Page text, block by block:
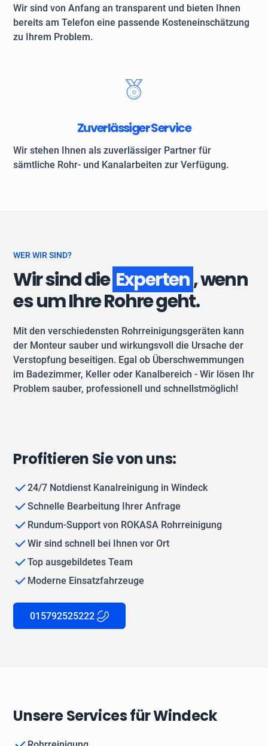
Wir sind von Anfang an transparent und bieten Ihnen
bereits am Telefon eine passende Kosteneinschätzung
zu Ihrem Problem.
Zuverlässiger Service
Wir stehen Ihnen als zuverlässiger Partner für
sämtliche Rohr- und Kanalarbeiten zur Verfügung.
WER WIR SIND?
Wir sind die Experten, wenn
es um Ihre Rohre geht.
Mit den verschiedensten Rohrreinigungsgeräten kann
der Monteur sauber und wirkungsvoll die Ursache der
Verstopfung beseitigen. Egal ob Überschwemmungen
im Badezimmer, Keller oder Kanalbereich - Wir lösen Ihr
Problem sauber, professionell und schnellstmöglich!
Profitieren Sie von uns:
24/7 Notdienst Kanalreinigung in Windeck
Schnelle Bearbeitung Ihrer Anfrage
Rundum-Support von ROKASA Rohrreinigung
Wir sind schnell bei Ihnen vor Ort
Top ausgebildetes Team
Moderne Einsatzfahrzeuge
015792525222
Unsere Services für Windeck